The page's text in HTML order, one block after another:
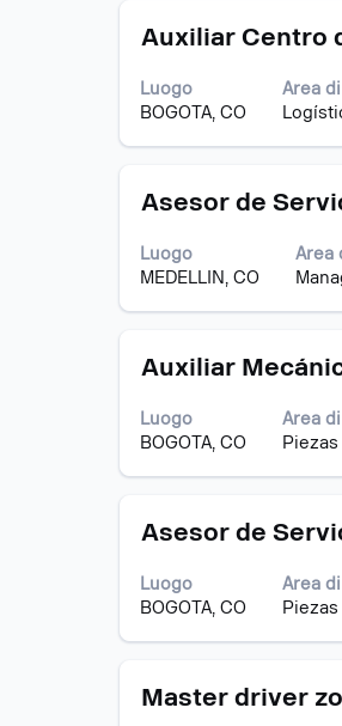
Titolo
Auxiliar Centro
Luogo
BOGOTA, CO
Area
Effettuare
selezione
con
barra
per
i
contenuti
delle
lavoro.
Titolo
Asesor de
Luogo
MEDELLIN, CO
Area
Effettuare
selezione
con
barra
per
i
contenuti
delle
lavoro.
Titolo
Auxiliar
Luogo
BOGOTA, CO
Area
Effettuare
selezione
con
barra
per
i
contenuti
delle
lavoro.
Titolo
Asesor de
Luogo
BOGOTA, CO
Area
Effettuare
selezione
con
barra
per
Titolo
Master driver
Effettuare